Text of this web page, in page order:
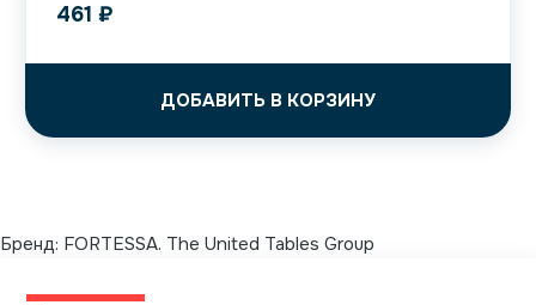
461 ₽
ДОБАВИТЬ В КОРЗИНУ
Бренд: FORTESSA. The United Tables Group